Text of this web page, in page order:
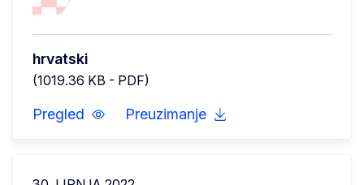
hrvatski
(1019.36 KB - PDF)
Pregled Preuzimanje